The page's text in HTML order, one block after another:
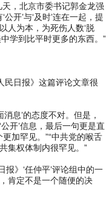
，北京市委书记郭金龙强
开’与‘及时’连在一起，提
人为本，为死伤人数‘脱
学到比平时更多的东西。”
日报》这篇评论文章很
息’的态度不对。但是，
开’信息，最后一句更是直
加罕见。”“中共党的喉舌
集权体制内很罕见。”
报》‘任仲平’评论组中的一
肯定不是一个随便的决